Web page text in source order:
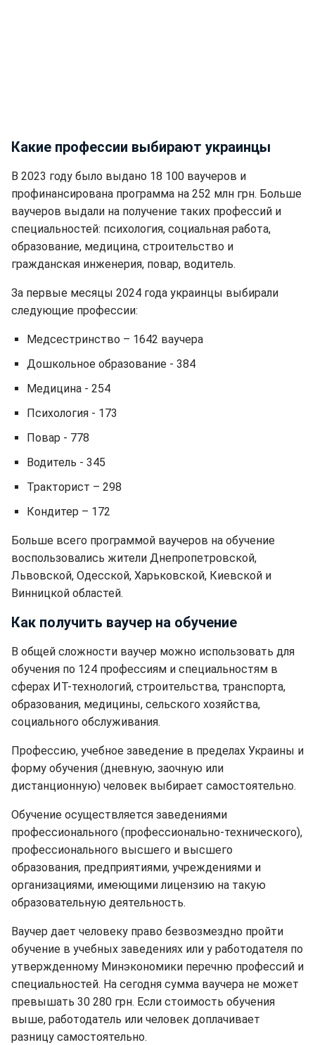
Какие профессии выбирают украинцы
В 2023 году было выдано 18 100 ваучеров и
профинансирована программа на 252 млн грн. Больше
ваучеров выдали на получение таких профессий и
специальностей: психология, социальная работа,
образование, медицина, строительство и
гражданская инженерия, повар, водитель.
За первые месяцы 2024 года украинцы выбирали
следующие профессии:
Медсестринство – 1642 ваучера
Дошкольное образование - 384
Медицина - 254
Психология - 173
Повар - 778
Водитель - 345
Тракторист – 298
Кондитер – 172
Больше всего программой ваучеров на обучение
воспользовались жители Днепропетровской,
Львовской, Одесской, Харьковской, Киевской и
Винницкой областей.
Как получить ваучер на обучение
В общей сложности ваучер можно использовать для
обучения по 124 профессиям и специальностям в
сферах ИТ-технологий, строительства, транспорта,
образования, медицины, сельского хозяйства,
социального обслуживания.
Профессию, учебное заведение в пределах Украины и
форму обучения (дневную, заочную или
дистанционную) человек выбирает самостоятельно.
Обучение осуществляется заведениями
профессионального (профессионально-технического),
профессионального высшего и высшего
образования, предприятиями, учреждениями и
организациями, имеющими лицензию на такую
образовательную деятельность.
Ваучер дает человеку право безвозмездно пройти
обучение в учебных заведениях или у работодателя по
утвержденному Минэкономики перечню профессий и
специальностей. На сегодня сумма ваучера не может
превышать 30 280 грн. Если стоимость обучения
выше, работодатель или человек доплачивает
разницу самостоятельно.